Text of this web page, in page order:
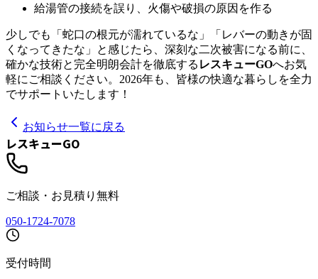
給湯管の接続を誤り、火傷や破損の原因を作る
少しでも「蛇口の根元が濡れているな」「レバーの動きが固
くなってきたな」と感じたら、深刻な二次被害になる前に、
確かな技術と完全明朗会計を徹底する レスキューGOへお気
軽にご相談ください。2026年も、皆様の快適な暮らしを全力
でサポートいたします！
お知らせ一覧に戻る
レスキューGO
ご相談・お見積り無料
050-1724-7078
受付時間